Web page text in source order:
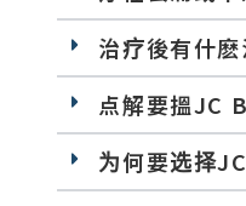
治疗後有什麽
点解要搵JC
为何要选择